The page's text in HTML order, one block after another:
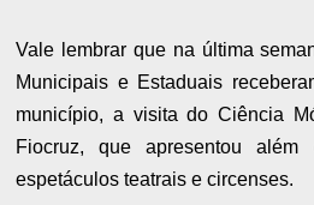
Vale lembrar que na última
Municipais e Estaduais
município, a visita do Ciência
Fiocruz, que apresentou além
espetáculos teatrais e circenses.